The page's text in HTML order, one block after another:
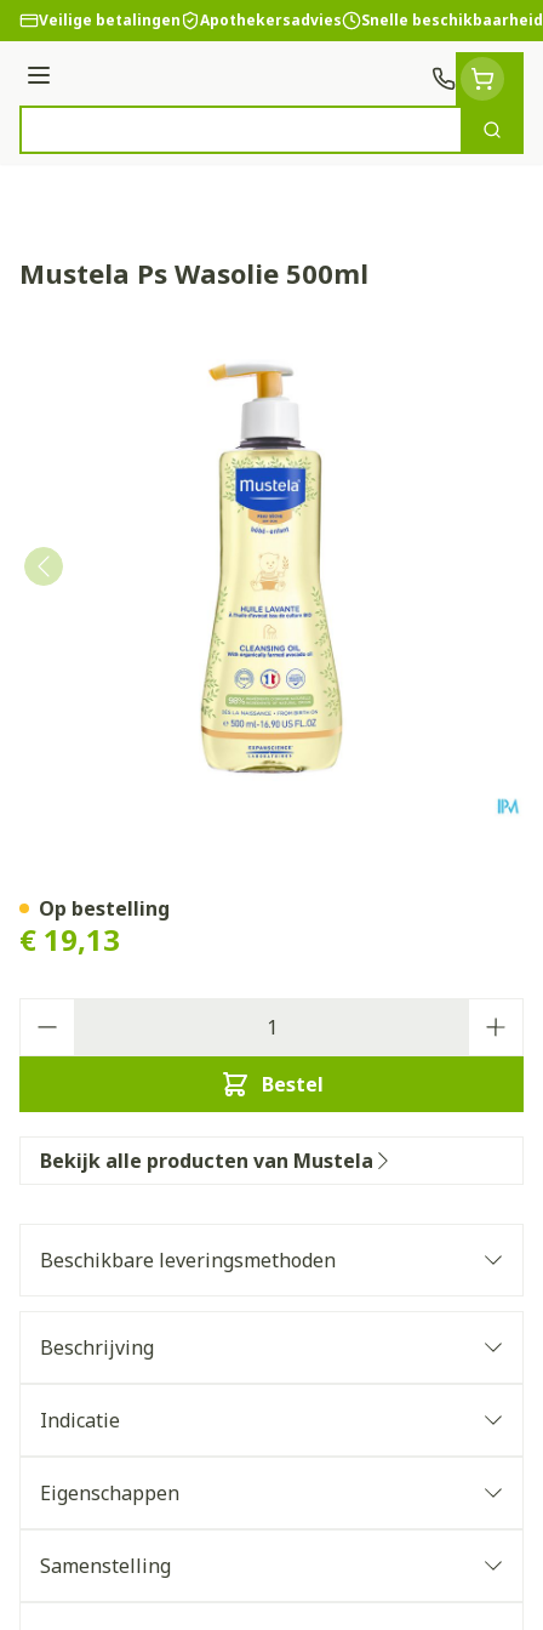
Ga naar de inhoud
Veilige betalingen Apothekersadvies Snelle beschikbaarheid
Menu
Zoek
Mustela Ps Wasolie 500ml
€ 19,13
Bestel
Op bestelling
Bekijk alle producten van Mustela
Beschikbare leveringsmethoden
Beschrijving
Indicatie
Eigenschappen
Samenstelling